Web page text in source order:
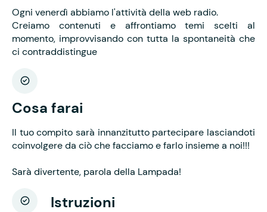
Ogni venerdì abbiamo l'attività della web radio.
Creiamo contenuti e affrontiamo temi scelti al
momento, improvvisando con tutta la spontaneità che
ci contraddistingue
Cosa farai
Il tuo compito sarà innanzitutto partecipare lasciandoti
coinvolgere da ciò che facciamo e farlo insieme a noi!!!
Sarà divertente, parola della Lampada!
Istruzioni